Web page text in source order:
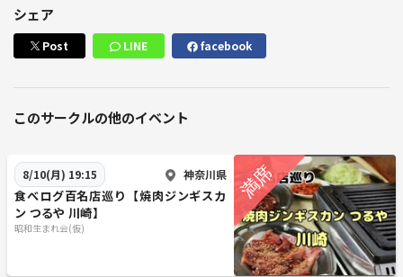
シェア
Post LINE facebook
このサークルの他のイベント
8/10(月) 19:15 神奈川県
食べログ百名店巡り【焼肉ジンギスカ
ン つるや 川崎】
昭和生まれ会(仮)